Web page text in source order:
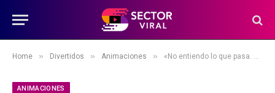
Home » Divertidos » Animaciones » «No entiendo lo que pasa. Quizá si ladeo la cabeza…»
ANIMACIONES